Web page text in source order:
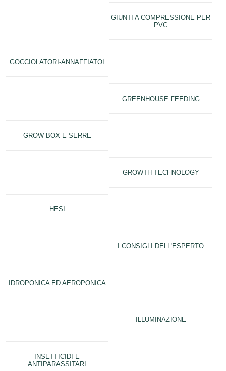
GIUNTI A COMPRESSIONE PER
PVC
GOCCIOLATORI-ANNAFFIATOI
GREENHOUSE FEEDING
GROW BOX E SERRE
GROWTH TECHNOLOGY
HESI
I CONSIGLI DELL'ESPERTO
IDROPONICA ED AEROPONICA
ILLUMINAZIONE
INSETTICIDI E
ANTIPARASSITARI